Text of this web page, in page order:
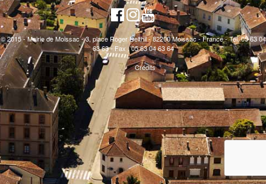
© 2015 - Mairie de Moissac - 3, place Roger Delthil - 82200 Moissac - France - Tél. 05 63 04
63 63 - Fax : 05 63 04 63 64
Crédits